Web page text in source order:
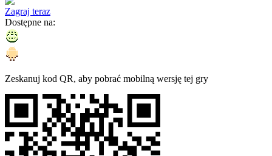
Zagraj teraz
Dostępne na:
Zeskanuj kod QR, aby pobrać mobilną wersję tej gry